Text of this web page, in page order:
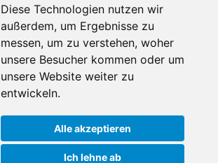
Diese Technologien nutzen wir
außerdem, um Ergebnisse zu
messen, um zu verstehen, woher
unsere Besucher kommen oder um
unsere Website weiter zu
entwickeln.
Alle akzeptieren
Ich lehne ab